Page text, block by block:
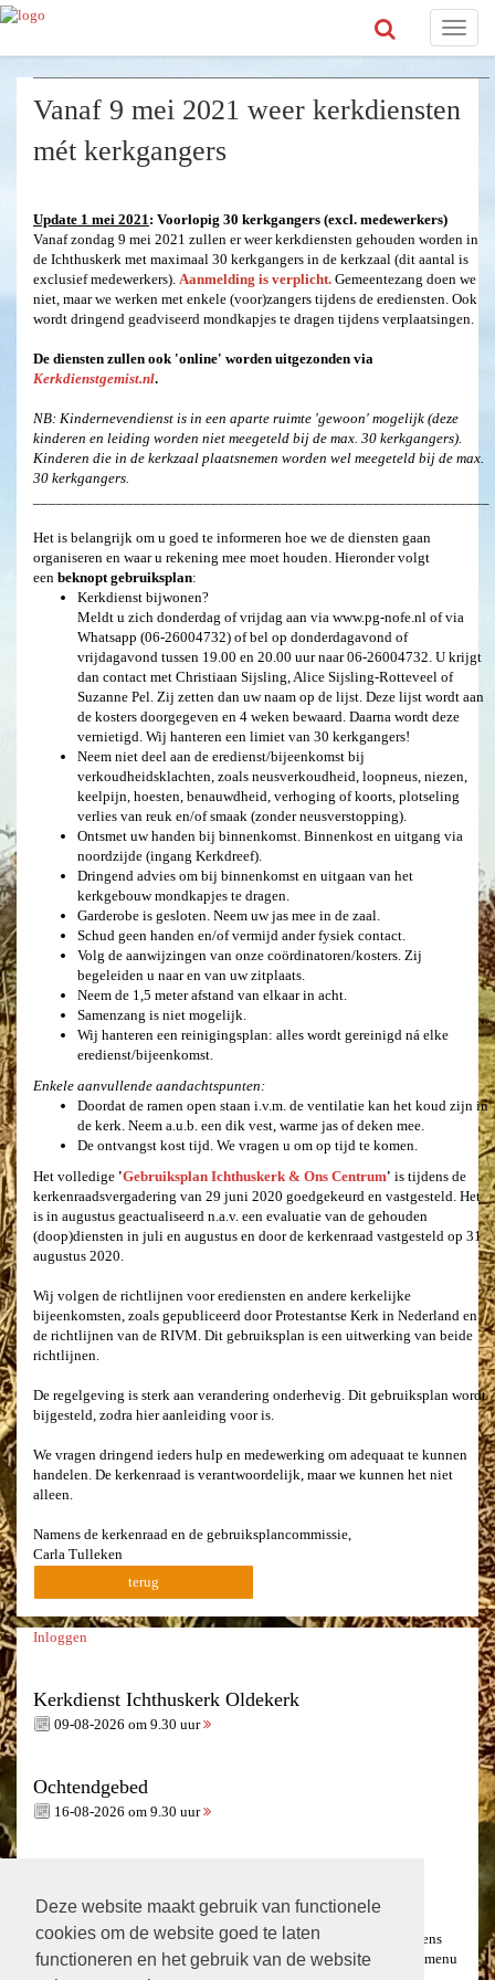
Deze website maakt gebruik van functionele
cookies om de website goed te laten
functioneren en het gebruik van de website
Toggle
Vanaf 9 mei 2021 weer kerkdiensten
mét kerkgangers
Update 1 mei 2021: Voorlopig 30 kerkgangers (excl. medewerkers)
Vanaf zondag 9 mei 2021 zullen er weer kerkdiensten gehouden worden in
de Ichthuskerk met maximaal 30 kerkgangers in de kerkzaal (dit aantal is
exclusief medewerkers). Aanmelding is verplicht. Gemeentezang doen we
niet, maar we werken met enkele (voor)zangers tijdens de erediensten. Ook
wordt dringend geadviseerd mondkapjes te dragen tijdens verplaatsingen.
De diensten zullen ook 'online' worden uitgezonden via
Kerkdienstgemist.nl.
NB: Kindernevendienst is in een aparte ruimte 'gewoon' mogelijk (deze
kinderen en leiding worden niet meegeteld bij de max. 30 kerkgangers).
Kinderen die in de kerkzaal plaatsnemen worden wel meegeteld bij de max.
30 kerkgangers.
Het is belangrijk om u goed te informeren hoe we de diensten gaan
organiseren en waar u rekening mee moet houden. Hieronder volgt
een beknopt gebruiksplan:
Kerkdienst bijwonen?
Meldt u zich donderdag of vrijdag aan via www.pg-nofe.nl of via
Whatsapp (06-26004732) of bel op donderdagavond of
vrijdagavond tussen 19.00 en 20.00 uur naar 06-26004732. U krijgt
dan contact met Christiaan Sijsling, Alice Sijsling-Rotteveel of
Suzanne Pel. Zij zetten dan uw naam op de lijst. Deze lijst wordt aan
de kosters doorgegeven en 4 weken bewaard. Daarna wordt deze
vernietigd. Wij hanteren een limiet van 30 kerkgangers!
Neem niet deel aan de eredienst/bijeenkomst bij
verkoudheidsklachten, zoals neusverkoudheid, loopneus, niezen,
keelpijn, hoesten, benauwdheid, verhoging of koorts, plotseling
verlies van reuk en/of smaak (zonder neusverstopping).
Ontsmet uw handen bij binnenkomst. Binnenkost en uitgang via
noordzijde (ingang Kerkdreef).
Dringend advies om bij binnenkomst en uitgaan van het
kerkgebouw mondkapjes te dragen.
Garderobe is gesloten. Neem uw jas mee in de zaal.
Schud geen handen en/of vermijd ander fysiek contact.
Volg de aanwijzingen van onze coördinatoren/kosters. Zij
begeleiden u naar en van uw zitplaats.
Neem de 1,5 meter afstand van elkaar in acht.
Samenzang is niet mogelijk.
Wij hanteren een reinigingsplan: alles wordt gereinigd ná elke
eredienst/bijeenkomst.
Enkele aanvullende aandachtspunten:
Doordat de ramen open staan i.v.m. de ventilatie kan het koud zijn in
de kerk. Neem a.u.b. een dik vest, warme jas of deken mee.
De ontvangst kost tijd. We vragen u om op tijd te komen.
Het volledige 'Gebruiksplan Ichthuskerk & Ons Centrum' is tijdens de
kerkenraadsvergadering van 29 juni 2020 goedgekeurd en vastgesteld. Het
is in augustus geactualiseerd n.a.v. een evaluatie van de gehouden
(doop)diensten in juli en augustus en door de kerkenraad vastgesteld op 31
augustus 2020.
Wij volgen de richtlijnen voor erediensten en andere kerkelijke
bijeenkomsten, zoals gepubliceerd door Protestantse Kerk in Nederland en
de richtlijnen van de RIVM. Dit gebruiksplan is een uitwerking van beide
richtlijnen.
De regelgeving is sterk aan verandering onderhevig. Dit gebruiksplan wordt
bijgesteld, zodra hier aanleiding voor is.
We vragen dringend ieders hulp en medewerking om adequaat te kunnen
handelen. De kerkenraad is verantwoordelijk, maar we kunnen het niet
alleen.
Namens de kerkenraad en de gebruiksplancommissie,
Carla Tulleken
terug
Inloggen
Kerkdienst Ichthuskerk Oldekerk
09-08-2026 om 9.30 uur
Ochtendgebed
16-08-2026 om 9.30 uur
Om toegang te krijgen tot "kerksein digitaal" dient u als lid in te
Inloggegevens kunt u aanvragen bij mw. Hilda Veldman. Vervolgens
kunt uinloggenen verschijnt het menu "kerksein digitaal" in het menu